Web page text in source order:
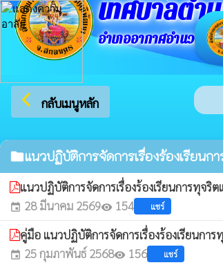
เทศบาลต
อำเภออากาศอำนวย จั
arrow_back_ios กลับเมนูหลัก
folderแนวปฏิบัติการจัดการเรื่องร้องเรียน
แนวปฏิบัติการจัดการเรื่องร้องเรียนการทุจ
event 28 มีนาคม 2569visibility 154 แชร์
คู่มือ แนวปฏิบัติการจัดการเรื่องร้องเรียนกา
event 25 กุมภาพันธ์ 2568visibility 156 แชร์